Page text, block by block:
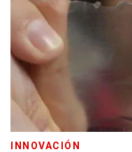
INNOVACIÓN